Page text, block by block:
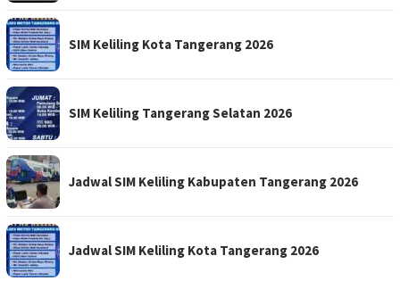
SIM Keliling Kota Tangerang 2026
SIM Keliling Tangerang Selatan 2026
Jadwal SIM Keliling Kabupaten Tangerang 2026
Jadwal SIM Keliling Kota Tangerang 2026